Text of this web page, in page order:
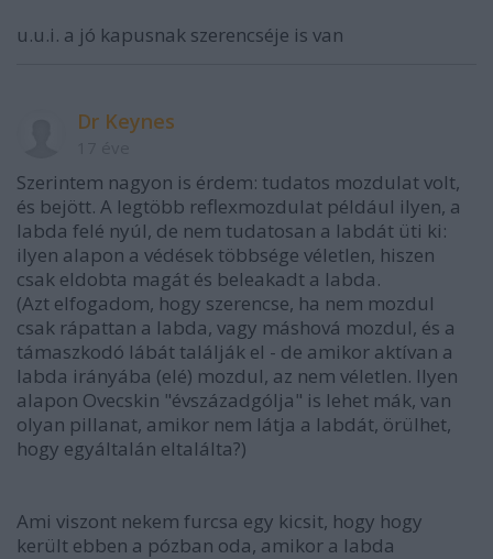
u.u.i. a jó kapusnak szerencséje is van
Dr Keynes
Szerintem nagyon is érdem: tudatos mozdulat volt,
és bejött. A legtöbb reflexmozdulat például ilyen, a
labda felé nyúl, de nem tudatosan a labdát üti ki:
ilyen alapon a védések többsége véletlen, hiszen
csak eldobta magát és beleakadt a labda.
(Azt elfogadom, hogy szerencse, ha nem mozdul
csak rápattan a labda, vagy máshová mozdul, és a
támaszkodó lábát találják el - de amikor aktívan a
labda irányába (elé) mozdul, az nem véletlen. Ilyen
alapon Ovecskin "évszázadgólja" is lehet mák, van
olyan pillanat, amikor nem látja a labdát, örülhet,
hogy egyáltalán eltalálta?)
Ami viszont nekem furcsa egy kicsit, hogy hogy
került ebben a pózban oda, amikor a labda